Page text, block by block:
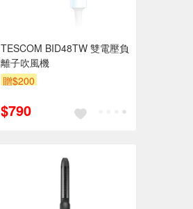
TESCOM BID48TW 雙電壓負
離子吹風機
贈$200
$790